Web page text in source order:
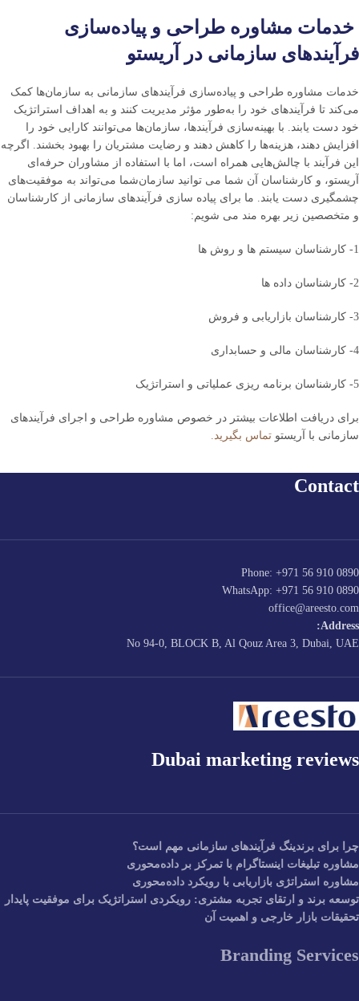
خدمات مشاوره طراحی و پیاده‌سازی
فرآیندهای سازمانی در آریستو
خدمات مشاوره طراحی و پیاده‌سازی فرآیندهای سازمانی به سازمان‌ها کمک
می‌کند تا فرآیندهای خود را به‌طور مؤثر مدیریت کنند و به اهداف استراتژیک
خود دست یابند. با بهینه‌سازی فرآیندها، سازمان‌ها می‌توانند کارایی خود را
افزایش دهند، هزینه‌ها را کاهش دهند و رضایت مشتریان را بهبود بخشند. اگرچه
این فرآیند با چالش‌هایی همراه است، اما با استفاده از مشاوران حرفه‌ای
آریستو، و کارشناسان آن شما می توانید سازمان‌شما می‌تواند به موفقیت‌های
چشمگیری دست یابند. ما برای پیاده سازی فرآیندهای سازمانی از کارشناسان
و متخصصین زیر بهره مند می شویم:
1- کارشناسان سیستم ها و روش ها
2- کارشناسان داده ها
3- کارشناسان بازاریابی و فروش
4- کارشناسان مالی و حسابداری
5- کارشناسان برنامه ریزی عملیاتی و استراتژیک
برای دریافت اطلاعات بیشتر در خصوص مشاوره طراحی و اجرای فرآیندهای
سازمانی با آریستو تماس بگیرید.
Contact
Phone: +971 56 910 0890
WhatsApp: +971 56 910 0890
office@areesto.com
Address:
No 94-0, BLOCK B, Al Qouz Area 3, Dubai, UAE
Dubai marketing reviews
چرا برای برندینگ فرآیندهای سازمانی مهم است؟
مشاوره تبلیغات اینستاگرام با تمرکز بر داده‌محوری
مشاوره استراتژی بازاریابی با رویکرد داده‌محوری
توسعه برند و ارتقای تجربه مشتری: رویکردی استراتژیک برای موفقیت پایدار
تحقیقات بازار خارجی و اهمیت آن
Branding Services